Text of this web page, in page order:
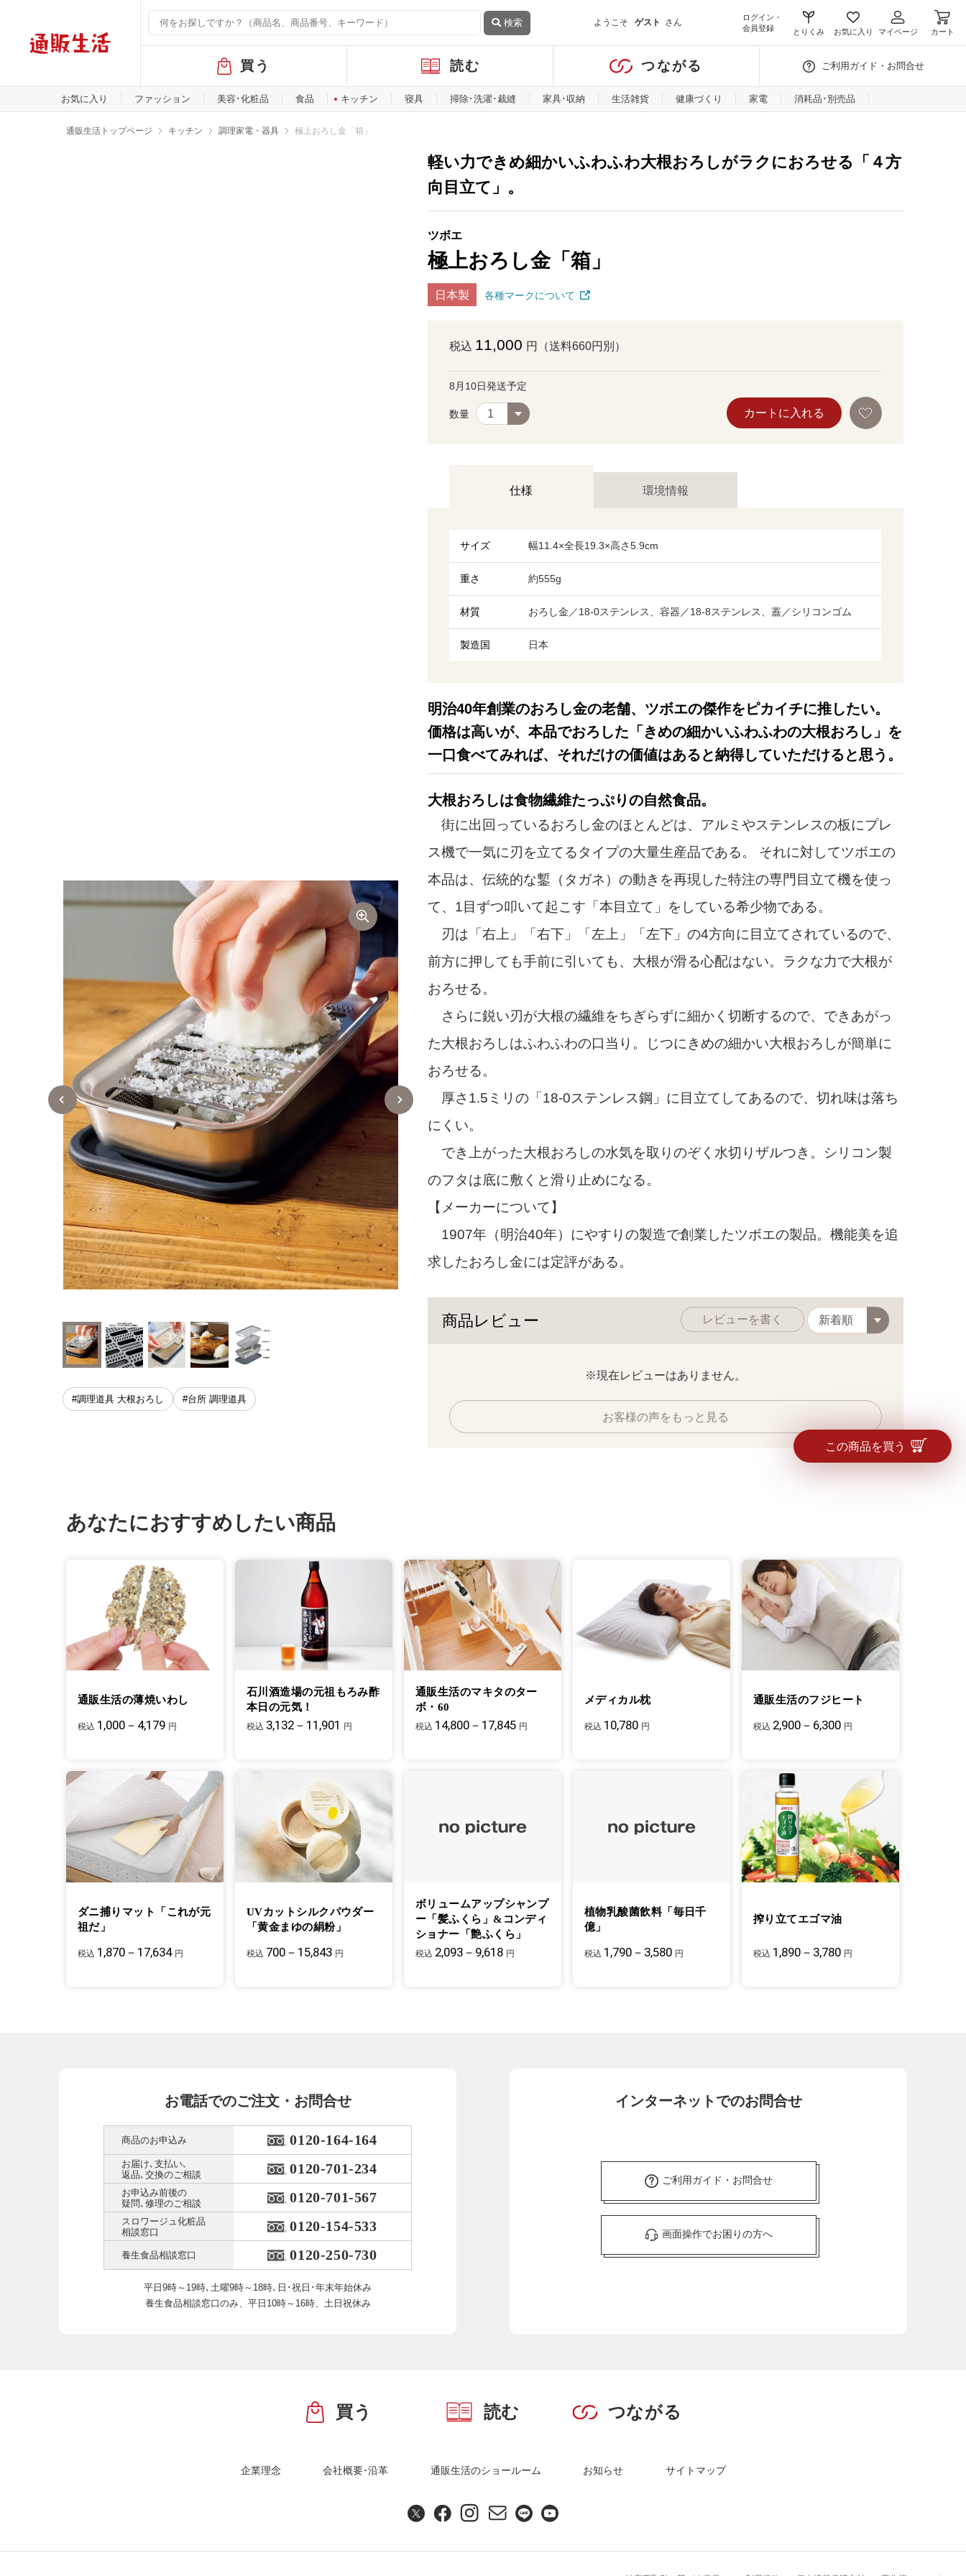
検索 ようこそ ゲスト さん
ログイン・
会員登録
とりくみ お気に入り マイページ カート
バ
ル
メ
買う 読む つながる ご利用ガイド・お問合せ
お気に入り ファッション 美容･化粧品 食品 キッチン 寝具 掃除･洗濯･裁縫 家具･収納 生活雑貨 健康づくり 家電 消耗品･別売品
通販生活トップページ キッチン 調理家電・器具 極上おろし金「箱」
軽い力できめ細かいふわふわ大根おろしがラクにおろせる「４方
向目立て」。
目の細かいザルだから水気を切り過ぎない。
#調理道具 大根おろし #台所 調理道具
ツボエ
極上おろし金「箱」
日本製 各種マークについて
税込 11,000 円（送料660円別）
8月10日発送予定
数量 カートに入れる
仕様 環境情報
サイズ 幅11.4×全長19.3×高さ5.9cm
重さ 約555g
材質 おろし金／18-0ステンレス、容器／18-8ステンレス、蓋／シリコンゴム
製造国 日本
明治40年創業のおろし金の老舗、ツボエの傑作をピカイチに推したい。
価格は高いが、本品でおろした「きめの細かいふわふわの大根おろし」を
一口食べてみれば、それだけの価値はあると納得していただけると思う。
大根おろしは食物繊維たっぷりの自然食品。
街に出回っているおろし金のほとんどは、アルミやステンレスの板にプレ
ス機で一気に刃を立てるタイプの大量生産品である。 それに対してツボエの
本品は、伝統的な鏨（タガネ）の動きを再現した特注の専門目立て機を使っ
て、1目ずつ叩いて起こす「本目立て」をしている希少物である。
刃は「右上」「右下」「左上」「左下」の4方向に目立てされているので、
前方に押しても手前に引いても、大根が滑る心配はない。ラクな力で大根が
おろせる。
さらに鋭い刃が大根の繊維をちぎらずに細かく切断するので、できあがっ
た大根おろしはふわふわの口当り。じつにきめの細かい大根おろしが簡単に
おろせる。
厚さ1.5ミリの「18-0ステンレス鋼」に目立てしてあるので、切れ味は落ち
にくい。
でき上がった大根おろしの水気を取りのぞく水切りザルつき。シリコン製
のフタは底に敷くと滑り止めになる。
【メーカーについて】
1907年（明治40年）にやすりの製造で創業したツボエの製品。機能美を追
求したおろし金には定評がある。
商品レビュー レビューを書く
※現在レビューはありません。
お客様の声をもっと見る
この商品を買う
あなたにおすすめしたい商品
通販生活の薄焼いわし
税込 1,000－4,179 円
石川酒造場の元祖もろみ酢
本日の元気！
税込 3,132－11,901 円
通販生活のマキタのター
ボ・60
税込 14,800－17,845 円
メディカル枕
税込 10,780 円
通販生活のフジヒート
税込 2,900－6,300 円
ダニ捕りマット「これが元
祖だ」
税込 1,870－17,634 円
UVカットシルクパウダー
「黄金まゆの絹粉」
税込 700－15,843 円
ボリュームアップシャンプ
ー「髪ふくら」&コンディ
ショナー「艶ふくら」
税込 2,093－9,618 円
植物乳酸菌飲料「毎日千
億」
税込 1,790－3,580 円
搾り立てエゴマ油
税込 1,890－3,780 円
お電話でのご注文・お問合せ
商品のお申込み 0120-164-164
お届け､支払い､
返品､交換のご相談
0120-701-234
お申込み前後の
疑問､修理のご相談
0120-701-567
スロワージュ化粧品
相談窓口
0120-154-533
養生食品相談窓口 0120-250-730
平日9時～19時､土曜9時～18時､ 日･祝日･年末年始休み
養生食品相談窓口のみ、 平日10時～16時、土日祝休み
インターネットでのお問合せ
ご利用ガイド・お問合せ
画面操作でお困りの方へ
買う 読む つながる
企業理念 会社概要･沿革 通販生活のショールーム お知らせ サイトマップ